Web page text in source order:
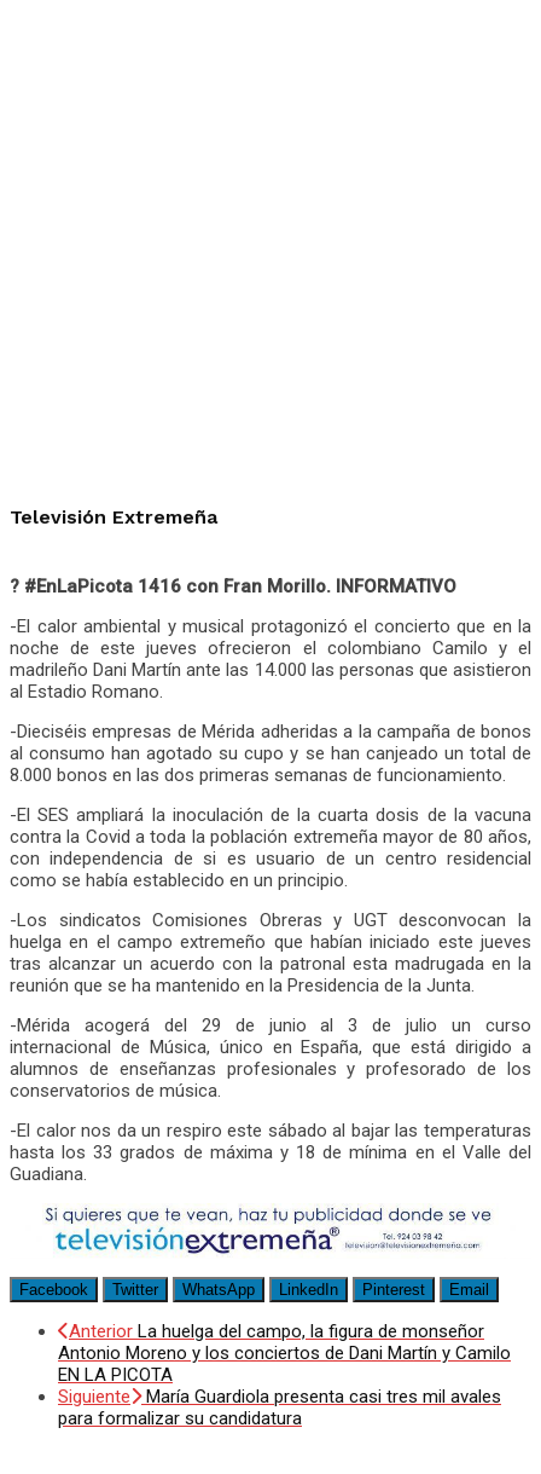
Televisión Extremeña
? #EnLaPicota 1416 con Fran Morillo. INFORMATIVO
-El calor ambiental y musical protagonizó el concierto que en la
noche de este jueves ofrecieron el colombiano Camilo y el
madrileño Dani Martín ante las 14.000 las personas que asistieron
al Estadio Romano.
-Dieciséis empresas de Mérida adheridas a la campaña de bonos
al consumo han agotado su cupo y se han canjeado un total de
8.000 bonos en las dos primeras semanas de funcionamiento.
-El SES ampliará la inoculación de la cuarta dosis de la vacuna
contra la Covid a toda la población extremeña mayor de 80 años,
con independencia de si es usuario de un centro residencial
como se había establecido en un principio.
-Los sindicatos Comisiones Obreras y UGT desconvocan la
huelga en el campo extremeño que habían iniciado este jueves
tras alcanzar un acuerdo con la patronal esta madrugada en la
reunión que se ha mantenido en la Presidencia de la Junta.
-Mérida acogerá del 29 de junio al 3 de julio un curso
internacional de Música, único en España, que está dirigido a
alumnos de enseñanzas profesionales y profesorado de los
conservatorios de música.
-El calor nos da un respiro este sábado al bajar las temperaturas
hasta los 33 grados de máxima y 18 de mínima en el Valle del
Guadiana.
Facebook Twitter WhatsApp LinkedIn Pinterest Email
Anterior La huelga del campo, la figura de monseñor
Antonio Moreno y los conciertos de Dani Martín y Camilo
EN LA PICOTA
Siguiente
María Guardiola presenta casi tres mil avales
para formalizar su candidatura